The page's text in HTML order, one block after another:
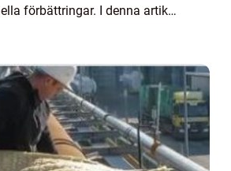
förbättringar. I denna artikel